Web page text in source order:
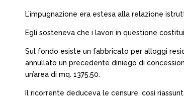
L’impugnazione era estesa alla relazione
Egli sosteneva che i lavori in questione
Sul fondo esiste un fabbricato per alloggi
annullato un precedente diniego di
un’area di mq. 1375,50.
Il ricorrente deduceva le censure, così